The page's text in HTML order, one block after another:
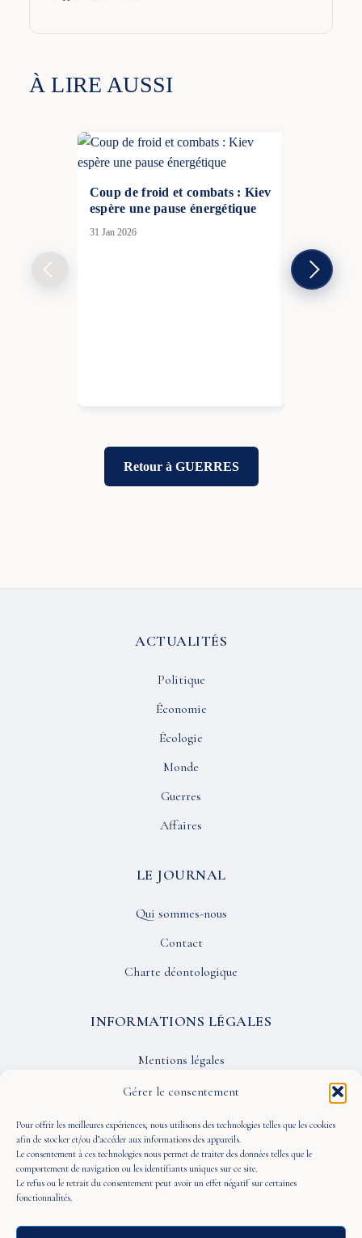
Gérer le consentement
Pour offrir les meilleures expériences, nous utilisons des technologies telles que les cookies
afin de stocker et/ou d’accéder aux informations des appareils.
Le consentement à ces technologies nous permet de traiter des données telles que le
comportement de navigation ou les identifiants uniques sur ce site.
Le refus ou le retrait du consentement peut avoir un effet négatif sur certaines
fonctionnalités.
À LIRE AUSSI
Coup de froid et combats : Kiev
espère une pause énergétique
31 Jan 2026
Retour à GUERRES
ACTUALITÉS
Politique
Économie
Écologie
Monde
Guerres
Affaires
LE JOURNAL
Qui sommes-nous
Contact
Charte déontologique
INFORMATIONS LÉGALES
Mentions légales
Confidentialité
CGU
SUIVEZ-NOUS